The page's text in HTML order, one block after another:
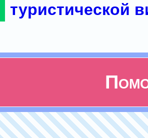
туристической